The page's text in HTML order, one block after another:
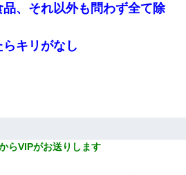
、それ以外も問わず全て除
キリがなし
らVIPがお送りします